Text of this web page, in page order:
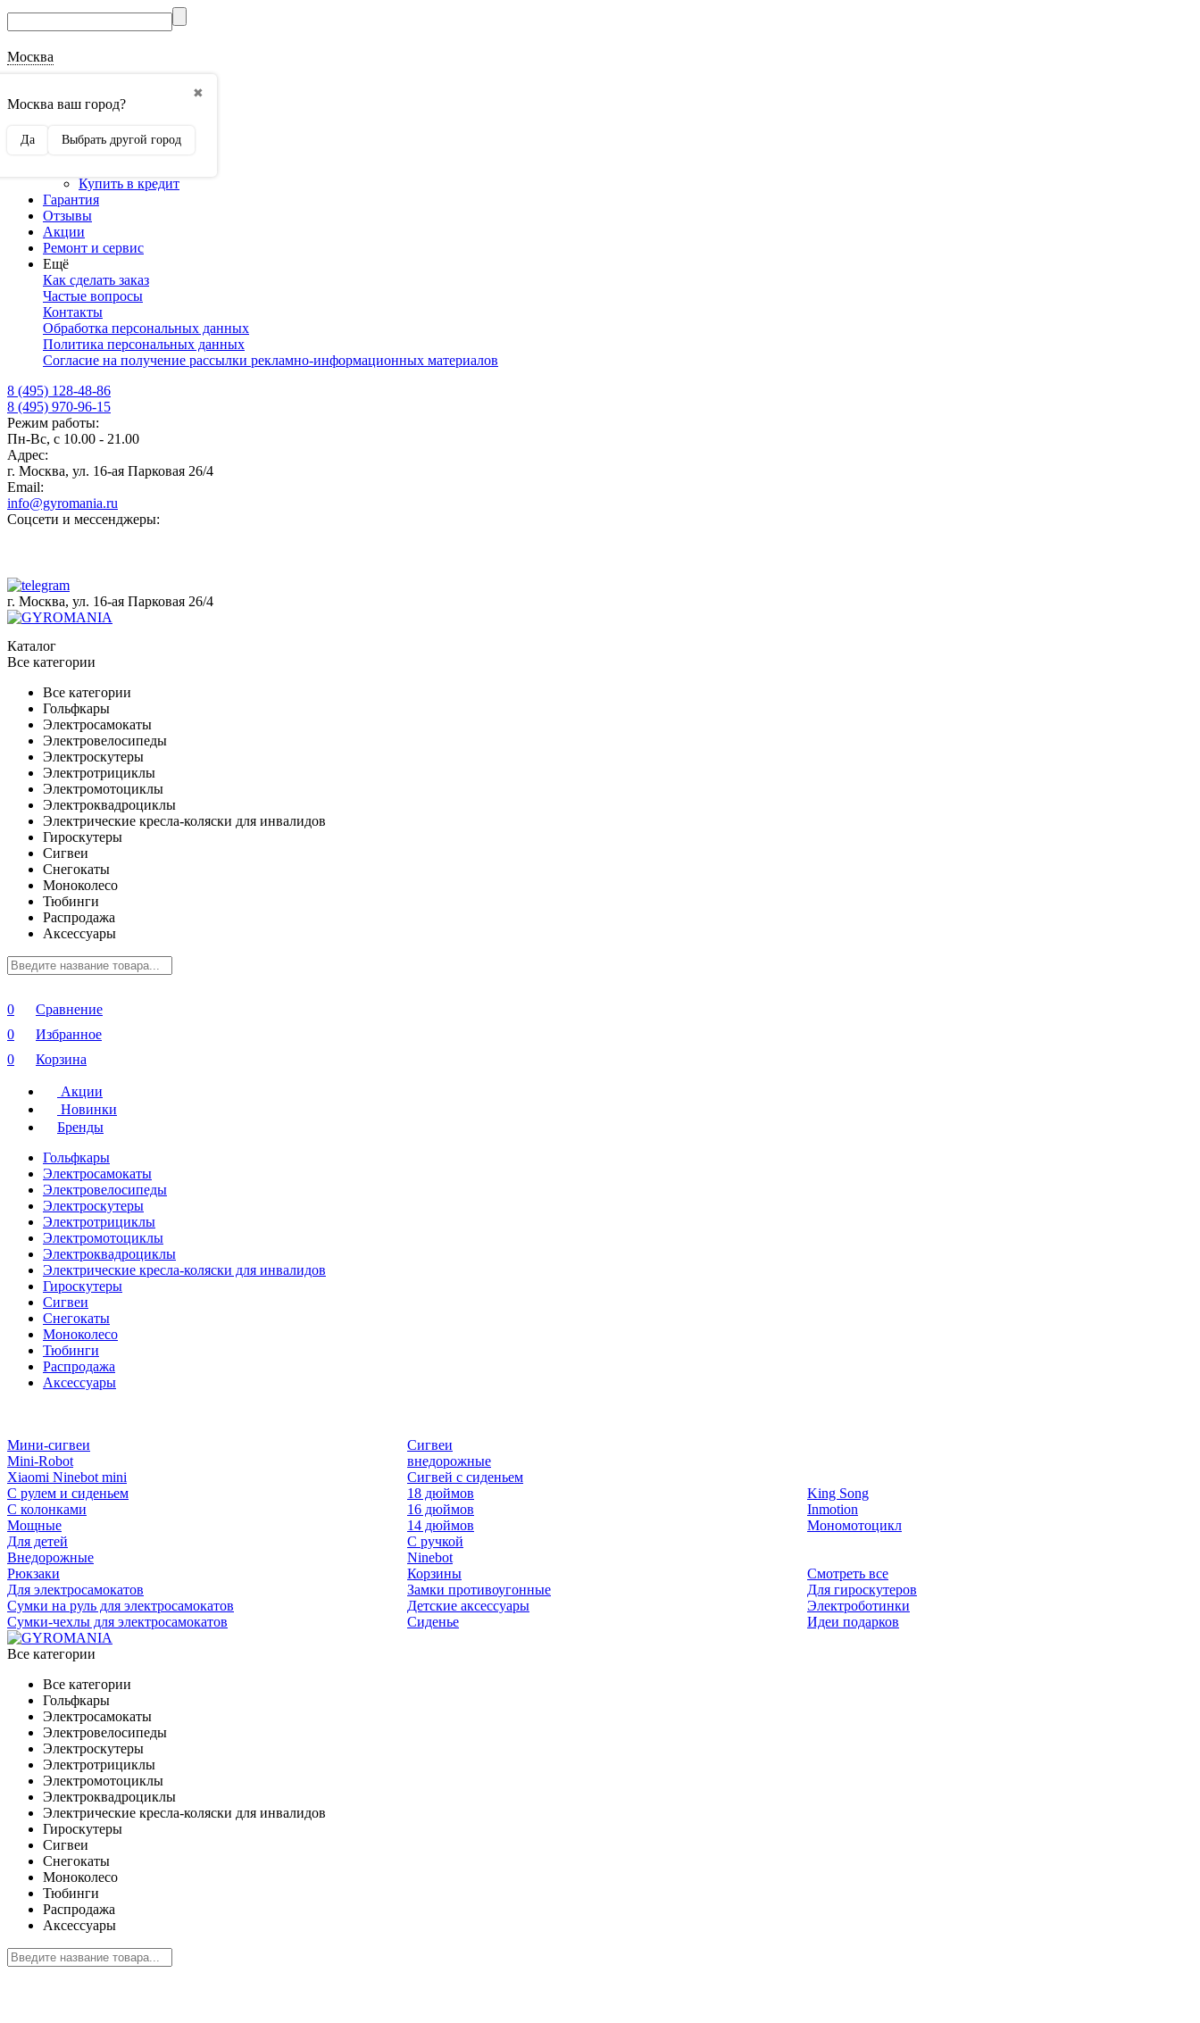
Москва
✖
Москва ваш город?
Да Выбрать другой город
Наши реквизиты
Оптовикам
Сотрудничество
Купить в кредит
Гарантия
Отзывы
Акции
Ремонт и сервис
Ещё
Как сделать заказ
Частые вопросы
Контакты
Обработка персональных данных
Политика персональных данных
Согласие на получение рассылки рекламно-информационных материалов
8 (495) 128-48-86
8 (495) 970-96-15
Режим работы:
Пн-Вс, с 10.00 - 21.00
Адрес:
г. Москва, ул. 16-ая Парковая 26/4
Email:
info@gyromania.ru
Соцсети и мессенджеры:
г. Москва, ул. 16-ая Парковая 26/4
Каталог
Все категории
Все категории
Гольфкары
Электросамокаты
Электровелосипеды
Электроскутеры
Электротрициклы
Электромотоциклы
Электроквадроциклы
Электрические кресла-коляски для инвалидов
Гироскутеры
Сигвеи
Снегокаты
Моноколесо
Тюбинги
Распродажа
Аксессуары
0
Сравнение
0
Избранное
0
Корзина
Акции
Новинки
Бренды
Гольфкары
Электросамокаты
Электровелосипеды
Электроскутеры
Электротрициклы
Электромотоциклы
Электроквадроциклы
Электрические кресла-коляски для инвалидов
Гироскутеры
Сигвеи
Снегокаты
Моноколесо
Тюбинги
Распродажа
Аксессуары
Мини-сигвеи
Mini-Robot
Xiaomi Ninebot mini
Сигвеи
внедорожные
Сигвей с сиденьем
С рулем и сиденьем
С колонками
Мощные
Для детей
Внедорожные
18 дюймов
16 дюймов
14 дюймов
С ручкой
Ninebot
King Song
Inmotion
Мономотоцикл
Рюкзаки
Для электросамокатов
Сумки на руль для электросамокатов
Сумки-чехлы для электросамокатов
Корзины
Замки противоугонные
Детские аксессуары
Сиденье
Смотреть все
Для гироскутеров
Электроботинки
Идеи подарков
Все категории
Все категории
Гольфкары
Электросамокаты
Электровелосипеды
Электроскутеры
Электротрициклы
Электромотоциклы
Электроквадроциклы
Электрические кресла-коляски для инвалидов
Гироскутеры
Сигвеи
Снегокаты
Моноколесо
Тюбинги
Распродажа
Аксессуары